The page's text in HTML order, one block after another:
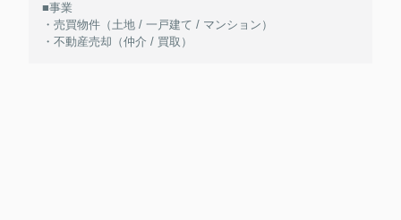
■事業
・売買物件（土地 / 一戸建て / マンション）
・不動産売却（仲介 / 買取）